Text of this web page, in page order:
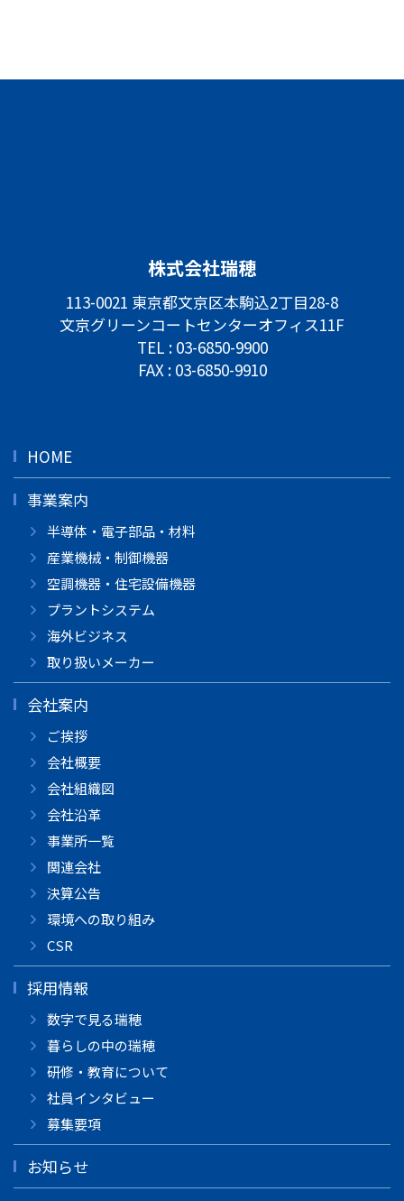
株式会社瑞穂
113-0021 東京都文京区本駒込2丁目28-8
文京グリーンコートセンターオフィス11F
TEL : 03-6850-9900
FAX : 03-6850-9910
HOME
事業案内
半導体・電子部品・材料
産業機械・制御機器
空調機器・住宅設備機器
プラントシステム
海外ビジネス
取り扱いメーカー
会社案内
ご挨拶
会社概要
会社組織図
会社沿革
事業所一覧
関連会社
決算公告
環境への取り組み
CSR
採用情報
数字で見る瑞穂
暮らしの中の瑞穂
研修・教育について
社員インタビュー
募集要項
お知らせ